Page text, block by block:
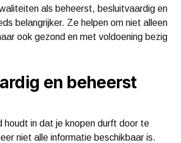
als beheerst, besluitvaardig en
belangrijker. Ze helpen om niet alleen
ook gezond en met voldoening bezig
en beheerst
houdt in dat je knopen durft door te
niet alle informatie beschikbaar is.